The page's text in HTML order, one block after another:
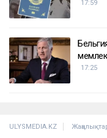
ҚАЗІР ОҚЫЛЫП ЖАТЫР